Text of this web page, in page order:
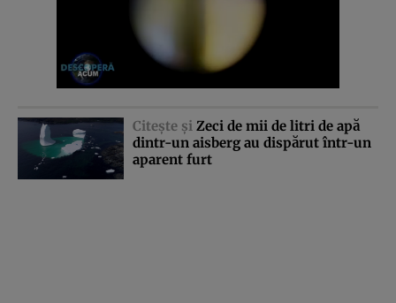
Citeşte şi Zeci de mii de litri de apă
dintr-un aisberg au dispărut într-un
aparent furt